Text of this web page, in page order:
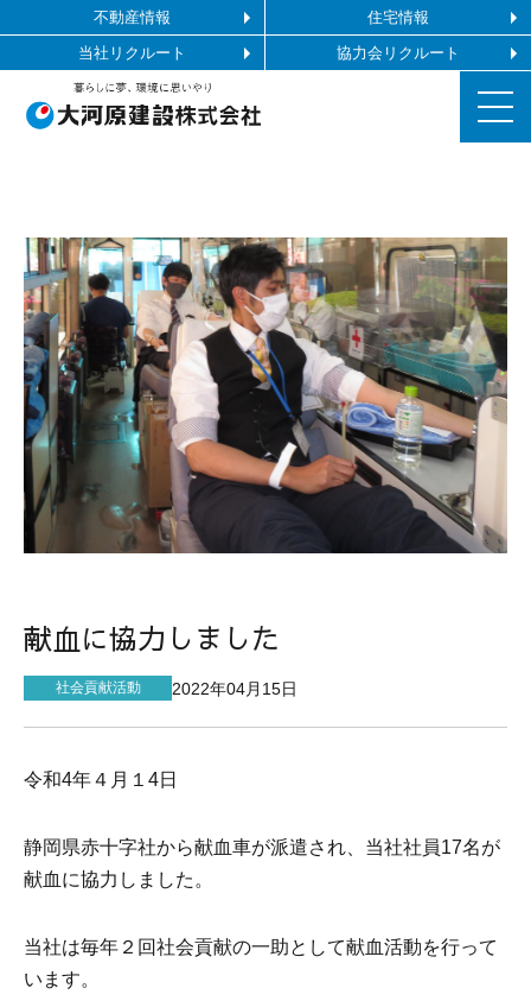
不動産情報
住宅情報
当社リクルート
協力会リクルート
協力会社の皆様へ
お問い合わせ
施工ギャラリー
企業情報
事業内容
献血に協力しました
社会貢献活動 2022年04月15日
令和4年４月１4日
静岡県赤十字社から献血車が派遣され、当社社員17名が
献血に協力しました。
当社は毎年２回社会貢献の一助として献血活動を行って
います。